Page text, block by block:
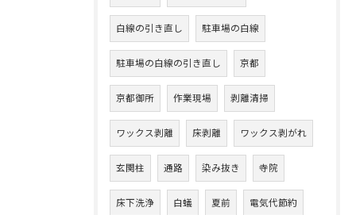
白線の引き直し 駐車場の白線
駐車場の白線の引き直し 京都
京都御所 作業現場 剥離清掃
ワックス剥離 床剥離 ワックス剥がれ
玄関柱 通路 染み抜き 寺院
床下洗浄 白蟻 夏前 電気代節約